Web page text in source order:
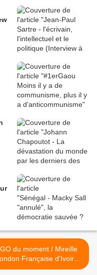
GO du moment / Mireille
Française d'Ivoire -
Le patriotisme n'est pas